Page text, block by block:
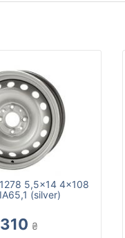
5,5x14 4x108
(silver)
₴